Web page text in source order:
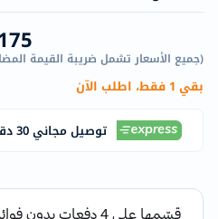
(جميع الأسعار تشمل ضريبة القيمة
بقي 1 فقط، اطلب الآن
توصيل مجاني 30 دقيقة